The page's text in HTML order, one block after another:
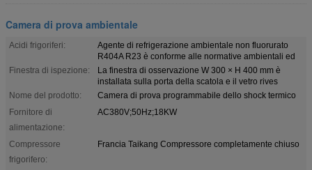
Camera di prova ambientale
Acidi frigoriferi:
Agente di refrigerazione ambientale non fluorurato
R404A R23 è conforme alle normative ambientali ed
Finestra di ispezione:
La finestra di osservazione W 300 × H 400 mm è
installata sulla porta della scatola e il vetro rives
Nome del prodotto:
Camera di prova programmabile dello shock termico
Fornitore di
alimentazione:
AC380V;50Hz;18KW
Compressore
frigorifero:
Francia Taikang Compressore completamente chiuso